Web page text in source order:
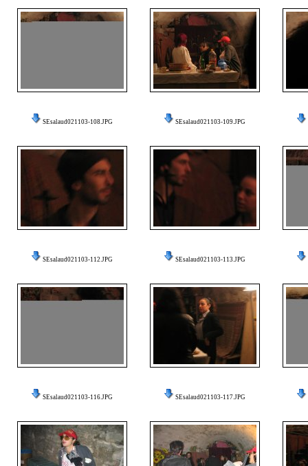
SEsalaud021103-108.JPG SEsalaud021103-109.JPG
SEsalaud021103-112.JPG SEsalaud021103-113.JPG
SEsalaud021103-116.JPG SEsalaud021103-117.JPG